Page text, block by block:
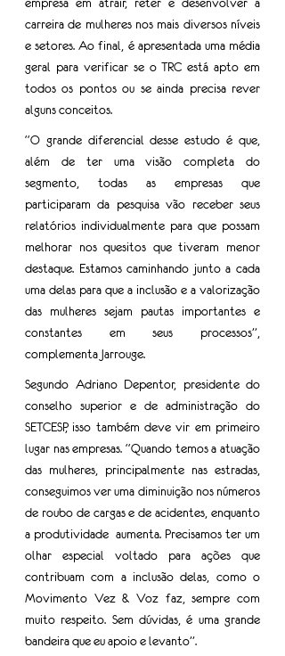
carreira de mulheres nos mais diversos níveis
e setores. Ao final, é apresentada uma média
geral para verificar se o TRC está apto em
todos os pontos ou se ainda precisa rever
alguns conceitos.
“O grande diferencial desse estudo é que,
além de ter uma visão completa do
segmento, todas as empresas que
participaram da pesquisa vão receber seus
relatórios individualmente para que possam
melhorar nos quesitos que tiveram menor
destaque. Estamos caminhando junto a cada
uma delas para que a inclusão e a valorização
das mulheres sejam pautas importantes e
constantes em seus processos”,
complementa Jarrouge.
Segundo Adriano Depentor, presidente do
conselho superior e de administração do
SETCESP, isso também deve vir em primeiro
lugar nas empresas. “Quando temos a atuação
das mulheres, principalmente nas estradas,
conseguimos ver uma diminuição nos números
de roubo de cargas e de acidentes, enquanto
a produtividade  aumenta. Precisamos ter um
olhar especial voltado para ações que
contribuam com a inclusão delas, como o
Movimento Vez & Voz faz, sempre com
muito respeito. Sem dúvidas, é uma grande
bandeira que eu apoio e levanto”.